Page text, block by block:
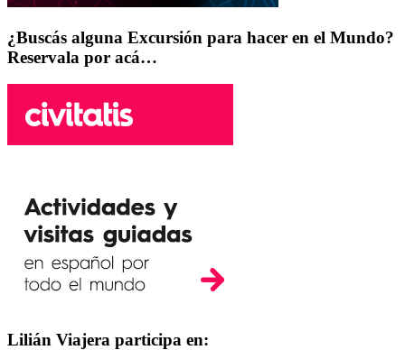
¿Buscás alguna Excursión para hacer en el Mundo?
Reservala por acá…
Lilián Viajera participa en: